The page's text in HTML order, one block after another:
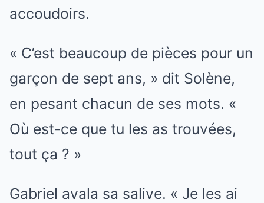
accoudoirs.
« C’est beaucoup de pièces pour un
garçon de sept ans, » dit Solène,
en pesant chacun de ses mots. «
Où est-ce que tu les as trouvées,
tout ça ? »
Gabriel avala sa salive. « Je les ai